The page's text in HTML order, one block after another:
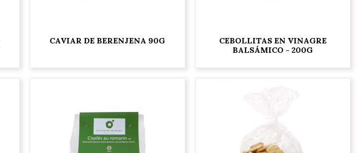
CAVIAR DE BERENJENA 90G
CEBOLLITAS EN VINAGRE
BALSÁMICO - 200G